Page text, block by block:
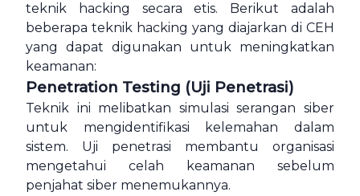
teknik hacking secara etis. Berikut adalah
beberapa teknik hacking yang diajarkan di CEH
yang dapat digunakan untuk meningkatkan
keamanan:
Penetration Testing (Uji Penetrasi)
Teknik ini melibatkan simulasi serangan siber
untuk mengidentifikasi kelemahan dalam
sistem. Uji penetrasi membantu organisasi
mengetahui celah keamanan sebelum
penjahat siber menemukannya.